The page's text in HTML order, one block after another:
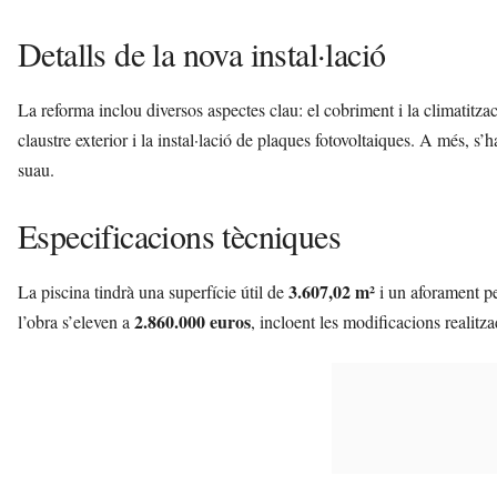
Detalls de la nova instal·lació
La reforma inclou diversos aspectes clau: el cobriment i la
claustre exterior i la instal·lació de plaques fotovoltaiques. A més,
suau.
Especificacions tècniques
La piscina tindrà una superfície útil de3.607,02 m²i un aforament
l’obra s’eleven a 2.860.000 euros, incloent les modificacions